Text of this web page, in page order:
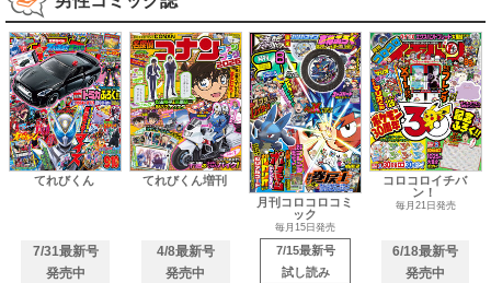
てれびくん
7/31最新号
発売中
てれびくん増刊
4/8最新号
発売中
月刊コロコロコミ
ック
毎月15日発売
7/15最新号
試し読み
コロコロイチバ
ン！
毎月21日発売
6/18最新号
発売中